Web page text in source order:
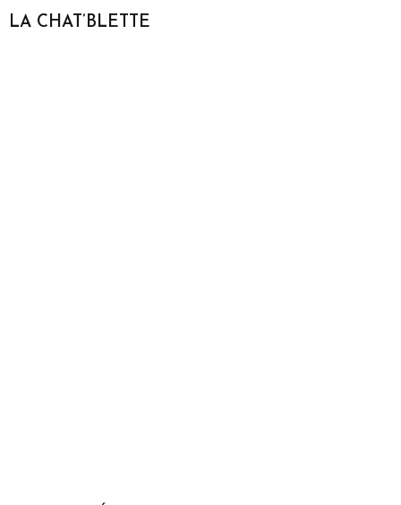
LA CHAT’BLETTE